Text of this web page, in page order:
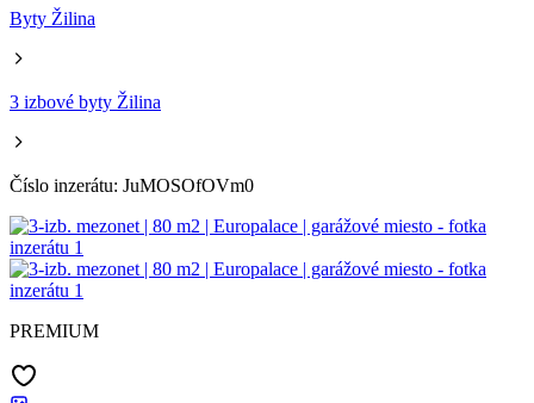
Byty Žilina
3 izbové byty Žilina
Číslo inzerátu: JuMOSOfOVm0
PREMIUM